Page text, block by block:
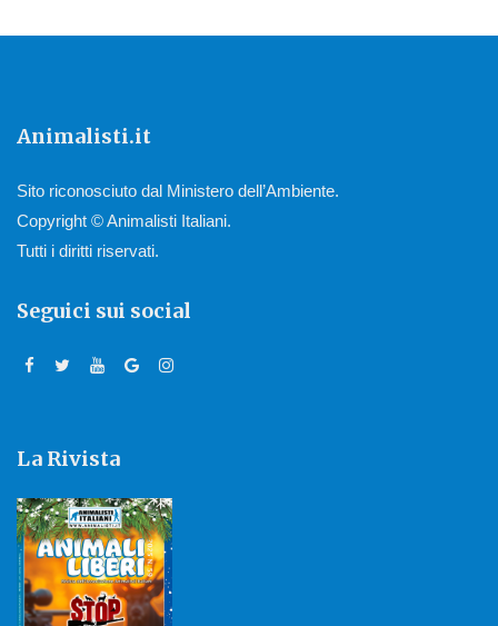
Animalisti.it
Sito riconosciuto dal Ministero dell’Ambiente.
Copyright © Animalisti Italiani.
Tutti i diritti riservati.
Seguici sui social
La Rivista